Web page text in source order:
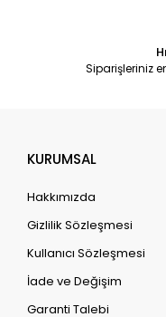
Siparişleriniz
KURUMSAL
Hakkımızda
Gizlilik Sözleşmesi
Kullanıcı Sözleşmesi
İade ve Değişim
Garanti Talebi